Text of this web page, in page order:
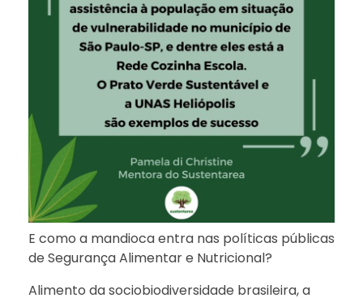
E como a mandioca entra nas políticas públicas
de Segurança Alimentar e Nutricional?
Alimento da sociobiodiversidade brasileira, a